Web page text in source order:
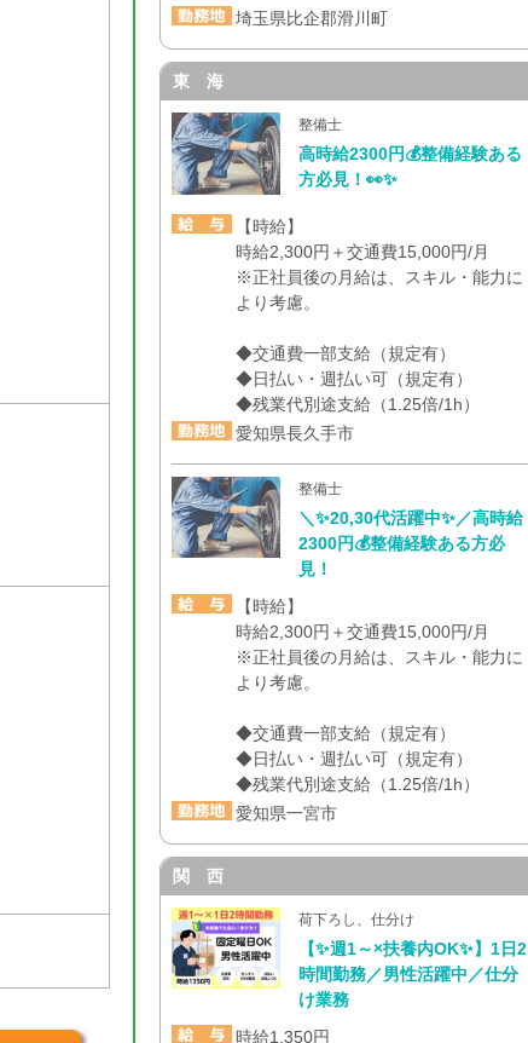
埼玉県比企郡滑川町
東 海
整備士
高時給2300円💰整備経験ある
方必見！👀✨
【時給】
時給2,300円＋交通費15,000円/月
※正社員後の月給は、スキル・能力に
より考慮。
◆交通費一部支給（規定有）
◆日払い・週払い可（規定有）
◆残業代別途支給（1.25倍/1h）
愛知県長久手市
整備士
＼✨20,30代活躍中✨／高時給
2300円💰整備経験ある方必
見！
【時給】
時給2,300円＋交通費15,000円/月
※正社員後の月給は、スキル・能力に
より考慮。
◆交通費一部支給（規定有）
◆日払い・週払い可（規定有）
◆残業代別途支給（1.25倍/1h）
愛知県一宮市
関 西
荷下ろし、仕分け
【✨週1～×扶養内OK✨】1日2
時間勤務／男性活躍中／仕分
け業務
時給1,350円